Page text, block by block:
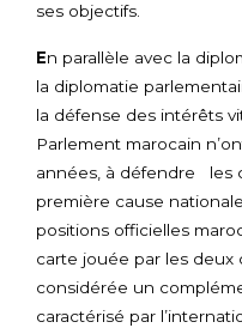
ses objectifs.
En parallèle avec la
la diplomatie
la défense des intérêts
Parlement marocain
années, à défendre les
première cause
positions officielles
carte jouée par les deux
considérée un
caractérisé par